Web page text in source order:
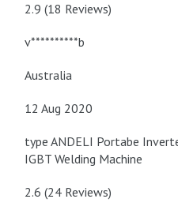
2.9 (18 Reviews)
v**********b
Australia
12 Aug 2020
type ANDELI Portabe
IGBT Welding Machine
2.6 (24 Reviews)